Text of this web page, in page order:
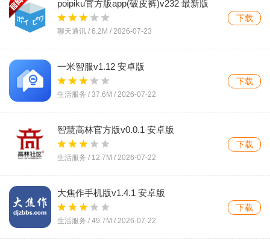
poipiku官方版app(破皮裤)v232 最新版
聊天通讯 / 6.2M / 2026-07-23
下载
一米智服v1.12 安卓版
生活服务 / 37.6M / 2026-07-22
下载
智慧高林官方版v0.0.1 安卓版
生活服务 / 12.7M / 2026-07-22
下载
大焦作手机版v1.4.1 安卓版
生活服务 / 49.7M / 2026-07-22
下载